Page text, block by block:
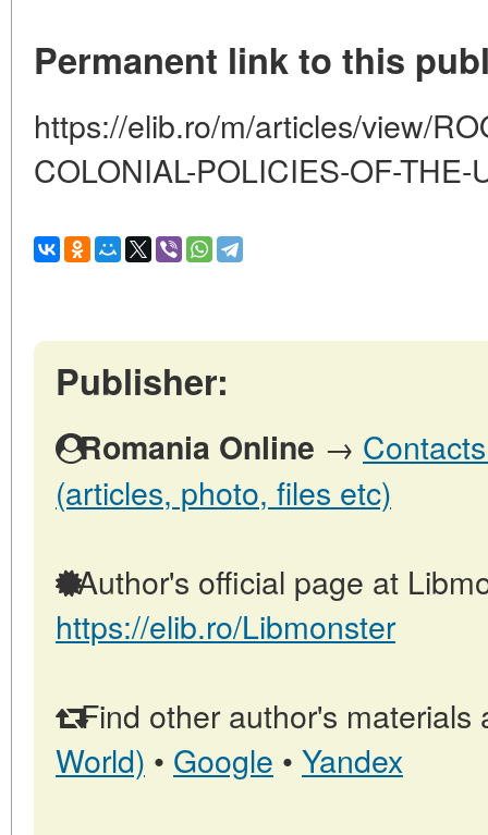
Permanent link to this
https://elib.ro/m/articles/view/
COLONIAL-POLICIES-OF-THE-
Publisher:
Romania Online →
(articles, photo, files etc)
Author's official page at
https://elib.ro/Libmonster
Find other author's materials
World) • Google • Yandex